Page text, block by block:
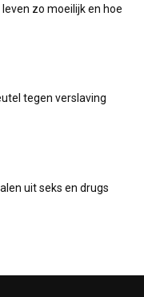
zo moeilijk en hoe
tegen verslaving
uit seks en drugs